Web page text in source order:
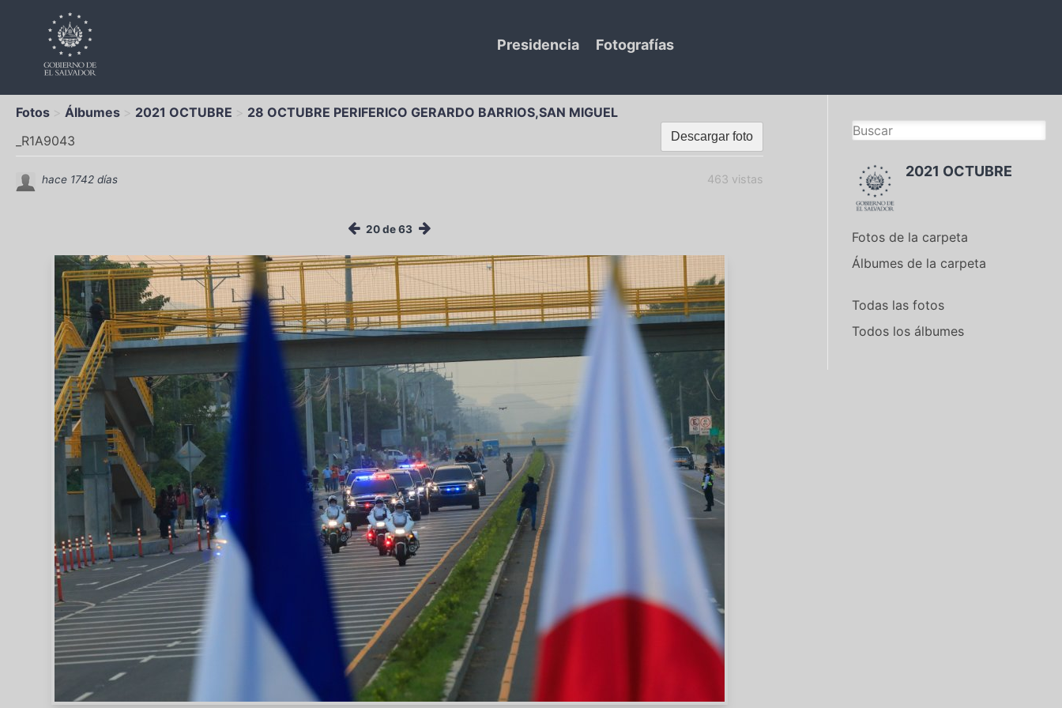
Presidencia Fotografías
Fotos Álbumes 2021 OCTUBRE 28 OCTUBRE PERIFERICO GERARDO BARRIOS,SAN MIGUEL
Descargar foto
_R1A9043
463 vistas
hace 1742 días
20 de 63
2021 OCTUBRE
Fotos de la carpeta
Álbumes de la carpeta
Todas las fotos
Todos los álbumes